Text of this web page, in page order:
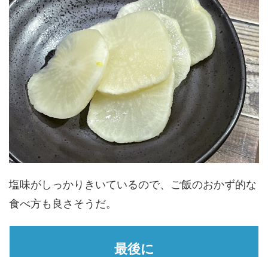
塩味がしっかりきいているので、ご飯のおかず的な
食べ方も良さそうだ。
最後に